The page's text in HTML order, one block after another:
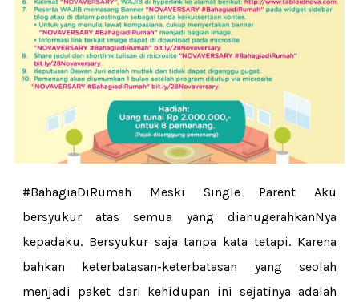
#BahagiaDiRumah Meski Single Parent Aku
bersyukur atas semua yang dianugerahkanNya
kepadaku. Bersyukur saja tanpa kata tetapi. Karena
bahkan keterbatasan-keterbatasan yang seolah
menjadi paket dari kehidupan ini sejatinya adalah